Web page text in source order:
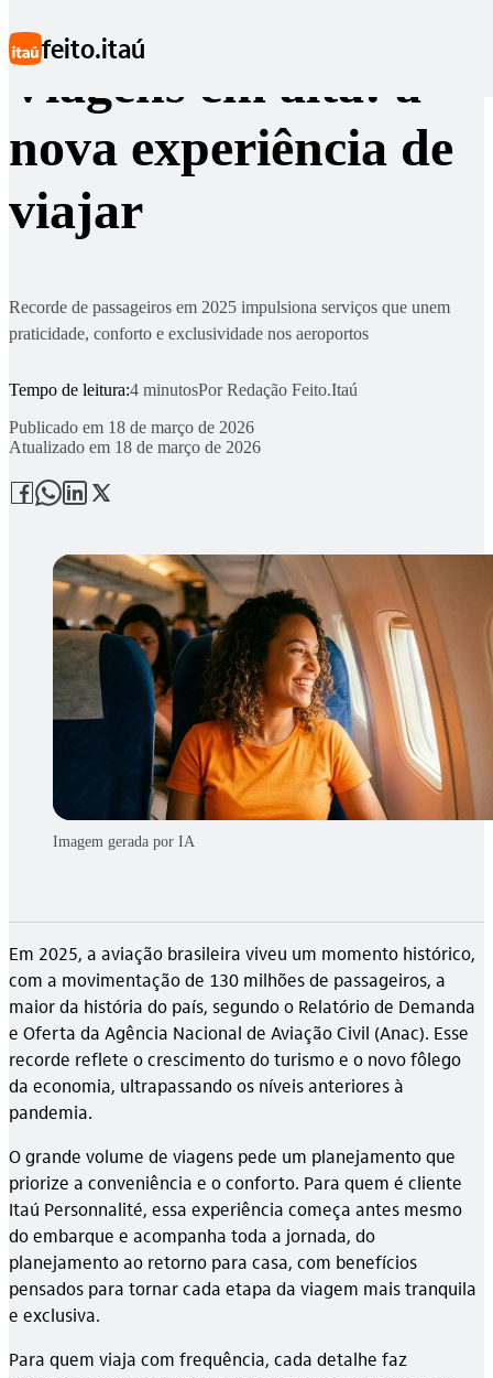
feito.itaú
Viagens em alta: a
nova experiência de
viajar
Recorde de passageiros em 2025 impulsiona serviços que unem
praticidade, conforto e exclusividade nos aeroportos
Tempo de leitura:4 minutosPorRedação Feito.Itaú
Publicado em 18 de março de 2026
Atualizado em 18 de março de 2026
Imagem gerada por IA
Em 2025, a aviação brasileira viveu um momento histórico,
com a movimentação de 130 milhões de passageiros, a
maior da história do país, segundo o Relatório de Demanda
e Oferta da Agência Nacional de Aviação Civil (Anac). Esse
recorde reflete o crescimento do turismo e o novo fôlego
da economia, ultrapassando os níveis anteriores à
pandemia.
O grande volume de viagens pede um planejamento que
priorize a conveniência e o conforto. Para quem é cliente
Itaú Personnalité, essa experiência começa antes mesmo
do embarque e acompanha toda a jornada, do
planejamento ao retorno para casa, com benefícios
pensados para tornar cada etapa da viagem mais tranquila
e exclusiva.
Para quem viaja com frequência, cada detalhe faz